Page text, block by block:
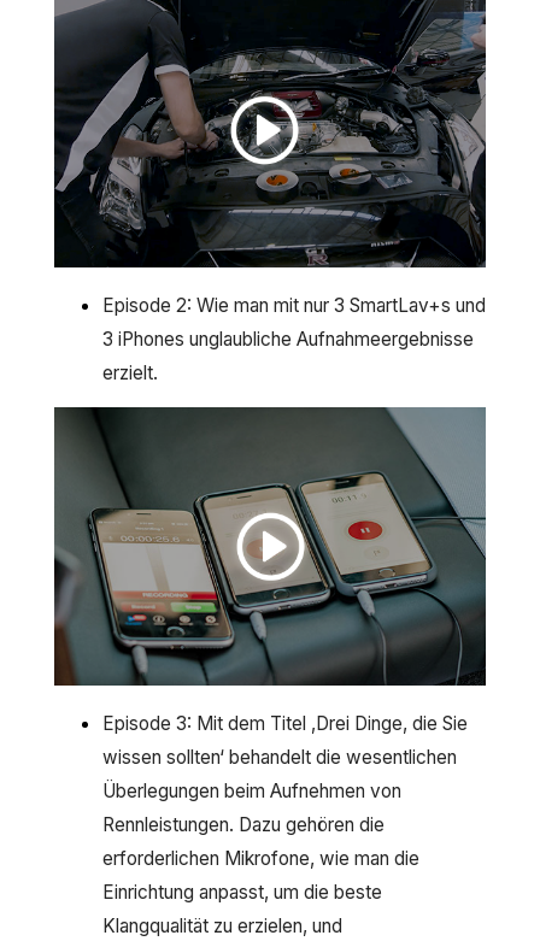
Episode 2: Wie man mit nur 3 SmartLav+s und
3 iPhones unglaubliche Aufnahmeergebnisse
erzielt.
Episode 3: Mit dem Titel ‚Drei Dinge, die Sie
wissen sollten‘ behandelt die wesentlichen
Überlegungen beim Aufnehmen von
Rennleistungen. Dazu gehören die
erforderlichen Mikrofone, wie man die
Einrichtung anpasst, um die beste
Klangqualität zu erzielen, und